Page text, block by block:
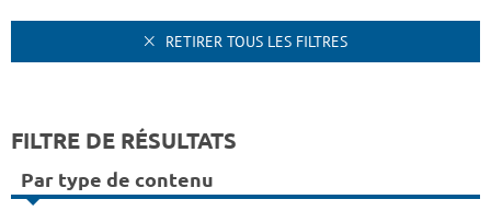
RETIRER TOUS LES FILTRES
FILTRE DE RÉSULTATS
Par type de contenu